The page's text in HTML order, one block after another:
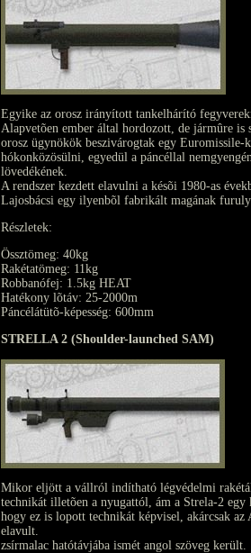
Egyike az orosz irányított tankelhárító
Alapvetõen ember által hordozott, de jármûre
orosz ügynökök beszivárogtak egy
hókonközösülni, egyedül a páncéllal
lövedékének.
A rendszer kezdett elavulni a késõi 1980-as
Lajosbácsi egy ilyenbõl fabrikált magának
Részletek:
Össztömeg: 40kg
Rakétatömeg: 11kg
Robbanófej: 1.5kg HEAT
Hatékony lõtáv: 25-2000m
Páncélátütõ-képesség: 600mm
STRELLA 2 (Shoulder-launched SAM)
Mikor eljött a vállról indítható légvédelmi
technikát illetõen a nyugattól, ám a Strela-2 egy
hogy ez is lopott technikát képvisel, akárcsak
elavult.
zsírmalac hatótávjába ismét angol szöveg került.